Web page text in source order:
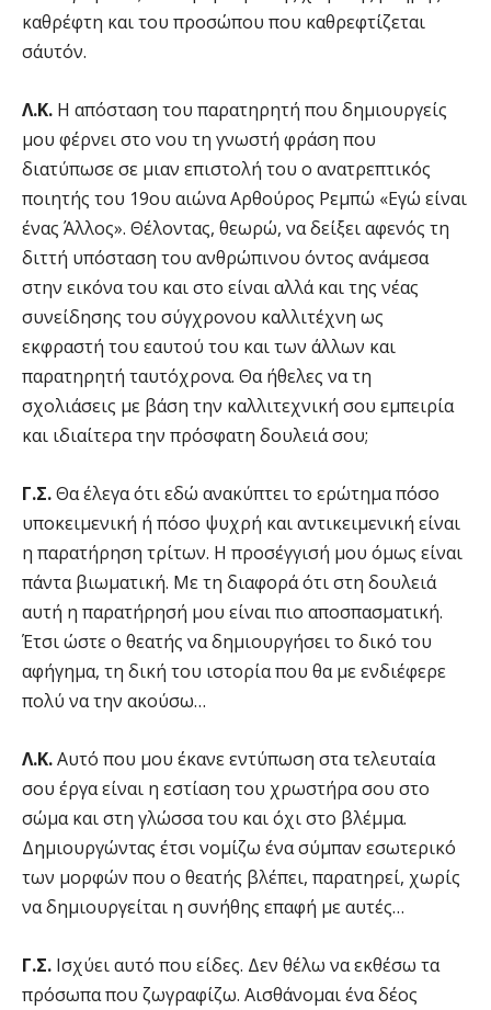
καθρέφτη και του προσώπου που καθρεφτίζεται
σ΄αυτόν.
Λ.Κ. Η απόσταση του παρατηρητή που δημιουργείς
μου φέρνει στο νου τη γνωστή φράση που
διατύπωσε σε μιαν επιστολή του ο ανατρεπτικός
ποιητής του 19ου αιώνα Αρθούρος Ρεμπώ «Εγώ είναι
ένας Άλλος». Θέλοντας, θεωρώ, να δείξει αφενός τη
διττή υπόσταση του ανθρώπινου όντος ανάμεσα
στην εικόνα του και στο είναι αλλά και της νέας
συνείδησης του σύγχρονου καλλιτέχνη ως
εκφραστή του εαυτού του και των άλλων και
παρατηρητή ταυτόχρονα. Θα ήθελες να τη
σχολιάσεις με βάση την καλλιτεχνική σου εμπειρία
και ιδιαίτερα την πρόσφατη δουλειά σου;
Γ.Σ.Θα έλεγα ότι εδώ ανακύπτει το ερώτημα πόσο
υποκειμενική ή πόσο ψυχρή και αντικειμενική είναι
η παρατήρηση τρίτων. Η προσέγγισή μου όμως είναι
πάντα βιωματική. Με τη διαφορά ότι στη δουλειά
αυτή η παρατήρησή μου είναι πιο αποσπασματική.
Έτσι ώστε ο θεατής να δημιουργήσει το δικό του
αφήγημα, τη δική του ιστορία που θα με ενδιέφερε
πολύ να την ακούσω…
Λ.Κ.Αυτό που μου έκανε εντύπωση στα τελευταία
σου έργα είναι η εστίαση του χρωστήρα σου στο
σώμα και στη γλώσσα του και όχι στο βλέμμα.
Δημιουργώντας έτσι νομίζω ένα σύμπαν εσωτερικό
των μορφών που ο θεατής βλέπει, παρατηρεί, χωρίς
να δημιουργείται η συνήθης επαφή με αυτές…
Γ.Σ. Ισχύει αυτό που είδες. Δεν θέλω να εκθέσω τα
πρόσωπα που ζωγραφίζω. Αισθάνομαι ένα δέος